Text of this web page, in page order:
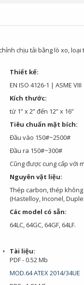
chịu tải bằng lò xo,
Thiết kế:
EN ISO 4126-1 | ASME
Kích thước:
từ 1” x 2” đến 12” x 16”
Tiêu chuẩn mặt bích:
Đầu vào 150#~2500#
Đầu ra 150#~300#
Cũng được cung cấp với
Nguyên vật liệu:
Thép carbon, thép
(Hastelloy, Inconel,
Các model có sẵn:
64LC, 64GC, 64GF, 64LF.
Tài liệu:
PDF - 0.52 Mb
MOD.64 ATEX 2014/34UE